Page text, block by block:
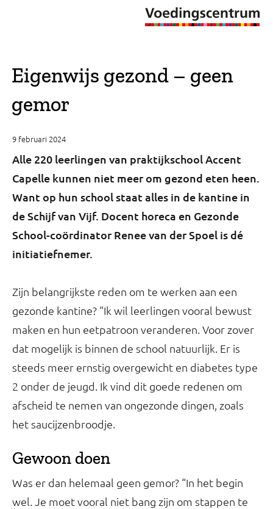
Eigenwijs gezond – geen
gemor
9 februari 2024
Alle 220 leerlingen van praktijkschool Accent
Capelle kunnen niet meer om gezond eten heen.
Want op hun school staat alles in de kantine in
de Schijf van Vijf. Docent horeca en Gezonde
School-coördinator Renee van der Spoel is dé
initiatiefnemer.
Zijn belangrijkste reden om te werken aan een
gezonde kantine? “Ik wil leerlingen vooral bewust
maken en hun eetpatroon veranderen. Voor zover
dat mogelijk is binnen de school natuurlijk. Er is
steeds meer ernstig overgewicht en diabetes type
2 onder de jeugd. Ik vind dit goede redenen om
afscheid te nemen van ongezonde dingen, zoals
het saucijzenbroodje.
Gewoon doen
Was er dan helemaal geen gemor? “In het begin
wel. Je moet vooral niet bang zijn om stappen te